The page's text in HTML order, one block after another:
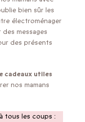
bien sûr les
électroménager
messages
des présents
cadeaux utiles
nos mamans
tous les coups :